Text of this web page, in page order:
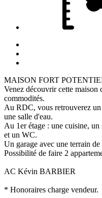
MAISON FORT
Venez découvrir cette maison
commodités.
Au RDC, vous retrouverez
une salle d'eau.
Au 1er étage : une cuisine,
et un WC.
Un garage avec une terrain
Possibilité de faire 2
AC Kévin BARBIER
* Honoraires charge vendeur.